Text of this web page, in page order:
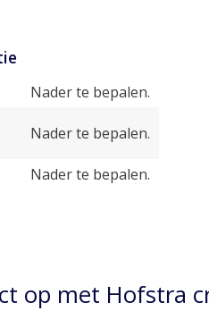
Nader te bepalen.
Nader te bepalen.
Nader te bepalen.
op met Hofstra